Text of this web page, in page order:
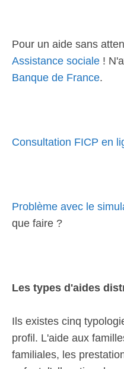
Pour un aide sans
Assistance sociale !
Banque de France.
Consultation FICP en
Problème avec le
que faire ?
Les types d'aides
Ils existes cinq
profil. L'aide aux
familiales, les